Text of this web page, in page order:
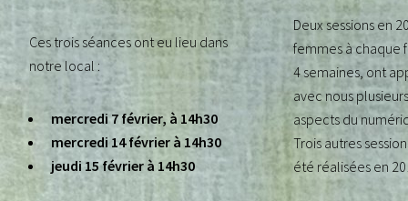
Ces trois séances ont eu lieu dans
notre local :
mercredi 7 février, à 14h30
mercredi 14 février à 14h30
jeudi 15 février à 14h30
Deux sessions en
femmes à chaque
4 semaines, ont
avec nous plusieurs
aspects du
Trois autres
été réalisées en